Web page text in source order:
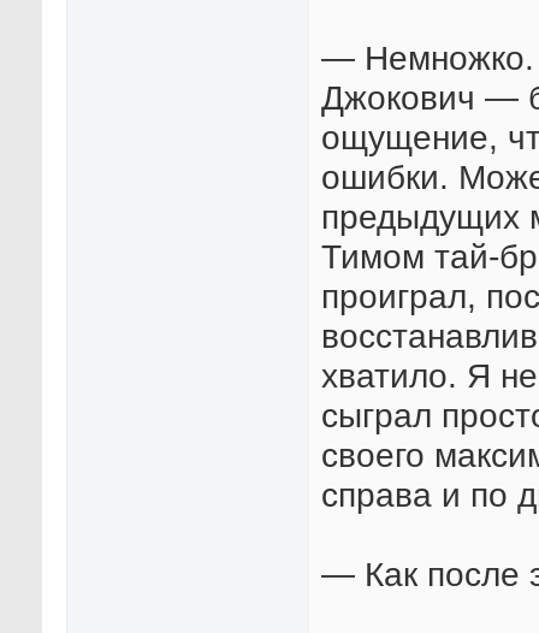
— Немножко.
Джокович —
ощущение,
ошибки.
предыдущих
Тимом тай-
проиграл,
хватило. Я
сыграл
своего
справа и по
— Как после